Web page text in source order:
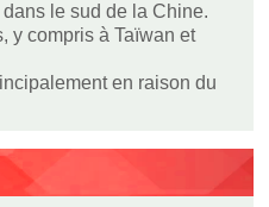
le sud de la Chine.
y compris à Taïwan et
en raison du